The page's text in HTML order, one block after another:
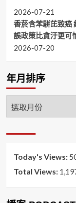
2026-07-21
香菸含苯駢芘致
誤政策比貪汙更可
2026-07-20
年月排序
年
月
Today's Views:
Total Views: